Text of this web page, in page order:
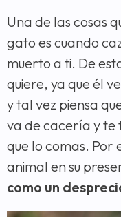
Una de las cosas
gato es cuando
muerto a ti. De
quiere, ya que él
y tal vez piensa
va de cacería y te
que lo comas. Por
animal en su
como un